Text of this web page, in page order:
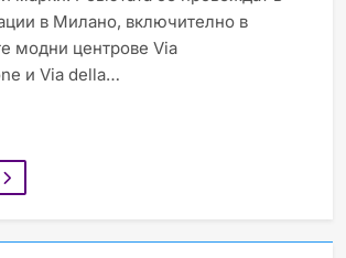
Забаба
борим с глобалното
в Милано, включително в
модни центрове Via
и Via della…